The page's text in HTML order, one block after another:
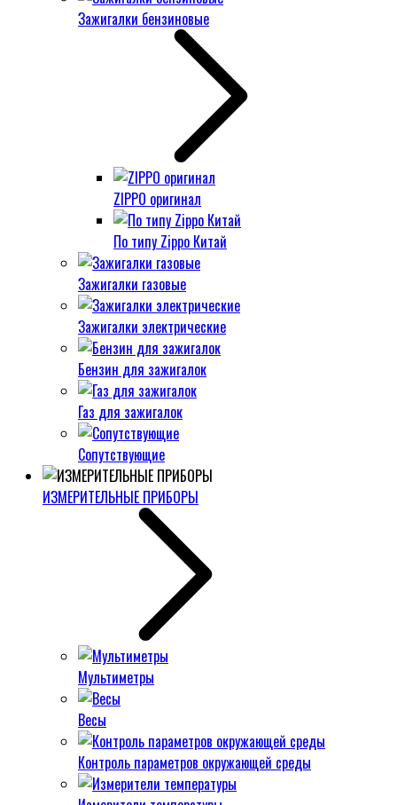
Зажигалки бензиновые
ZIPPO оригинал
По типу Zippo Китай
Зажигалки газовые
Зажигалки электрические
Бензин для зажигалок
Газ для зажигалок
Сопутствующие
ИЗМЕРИТЕЛЬНЫЕ ПРИБОРЫ
Мультиметры
Весы
Контроль параметров окружающей среды